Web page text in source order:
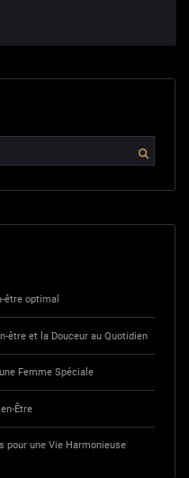
être optimal
être et la Douceur au Quotidien
Femme Spéciale
Être
pour une Vie Harmonieuse